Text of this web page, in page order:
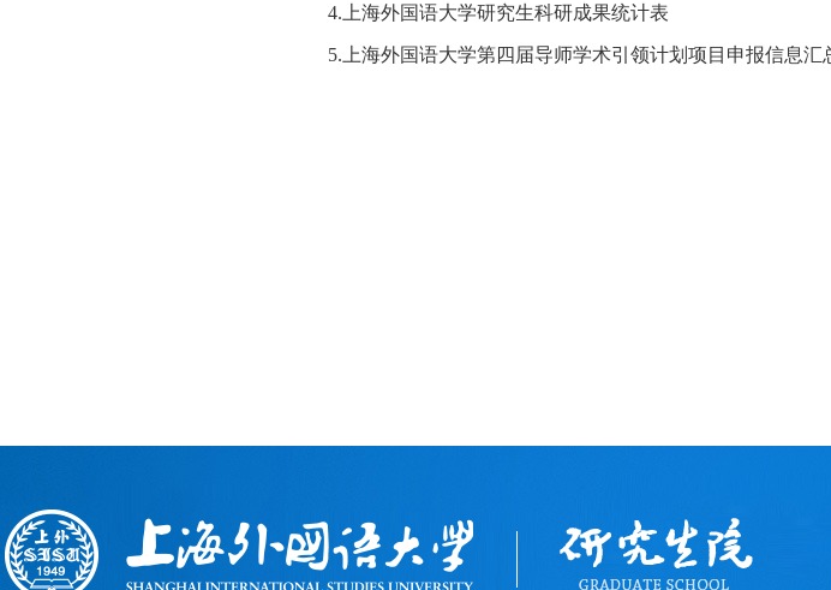
4.上海外国语大学研究生科研成果统计表
5.上海外国语大学第四届导师学术引领计划项目申报信息汇